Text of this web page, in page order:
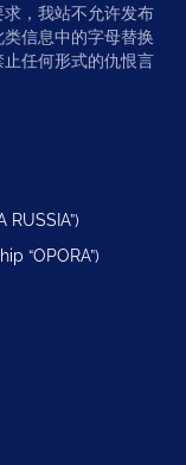
，我站不允许发布
信息中的字母替换
任何形式的仇恨言
RUSSIA”)
“OPORA”)